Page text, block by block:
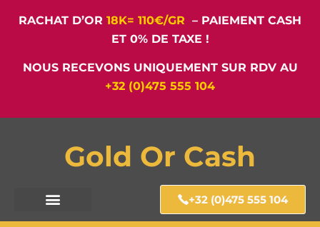
RACHAT D’OR 18K= 110€/GR – PAIEMENT CASH
ET 0% DE TAXE !
NOUS RECEVONS UNIQUEMENT SUR RDV AU
+32 (0)475 555 104
Gold Or Cash
+32 (0)475 555 104